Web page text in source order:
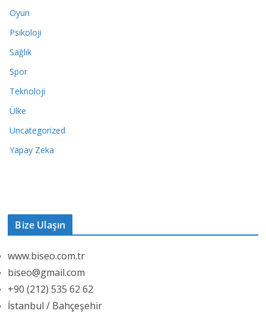
Oyun
Psikoloji
Sağlık
Spor
Teknoloji
Ülke
Uncategorized
Yapay Zeka
Bize Ulaşın
www.biseo.com.tr
biseo@gmail.com
+90 (212) 535 62 62
İstanbul / Bahçeşehir